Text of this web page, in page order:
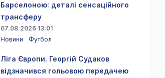
Барселоною: деталі сенсаційного
трансферу
07.08.2026 13:01
Новини
Футбол
Ліга Європи. Георгій Судаков
відзначився гольовою передачею